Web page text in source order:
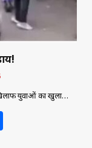
युवाओं का खुला…